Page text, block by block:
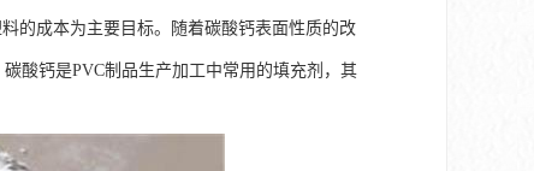
的成本为主要目标。随着碳酸钙表面性质的改
酸钙是PVC制品生产加工中常用的填充剂，其